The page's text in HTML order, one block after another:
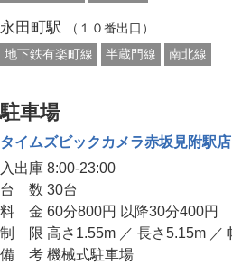
永田町駅
（１０番出口）
地下鉄有楽町線
半蔵門線 南北線
駐車場
タイムズビックカメラ赤坂見附駅店
入出庫 8:00-23:00
台 数 30台
料 金 60分800円 以降30分400円
制 限 高さ1.55m ／ 長さ5.15m ／
備 考 機械式駐車場